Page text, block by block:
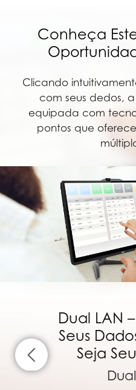
Conheça
Clicando
com seus dedos, a
equipada com
pontos que
Dual LAN
Seus
Seja